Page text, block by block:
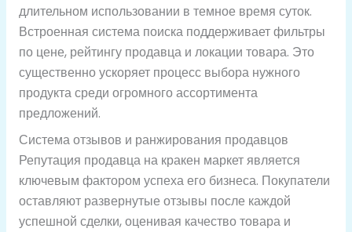
длительном использовании в темное время суток.
Встроенная система поиска поддерживает фильтры
по цене, рейтингу продавца и локации товара. Это
существенно ускоряет процесс выбора нужного
продукта среди огромного ассортимента
предложений.
Система отзывов и ранжирования продавцов
Репутация продавца на кракен маркет является
ключевым фактором успеха его бизнеса. Покупатели
оставляют развернутые отзывы после каждой
успешной сделки, оценивая качество товара и